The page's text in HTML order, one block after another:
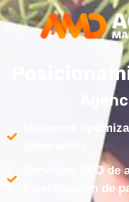
Imágenes
Servicios SEO
investigación de